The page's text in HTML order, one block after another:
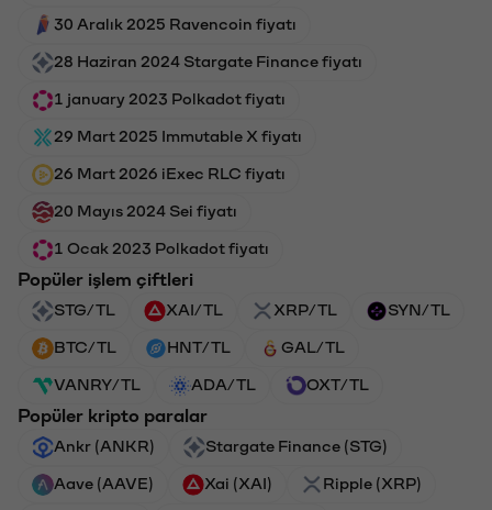
30 Aralık 2025 Ravencoin fiyatı
28 Haziran 2024 Stargate Finance fiyatı
1 january 2023 Polkadot fiyatı
29 Mart 2025 Immutable X fiyatı
26 Mart 2026 iExec RLC fiyatı
20 Mayıs 2024 Sei fiyatı
1 Ocak 2023 Polkadot fiyatı
Popüler işlem çiftleri
STG/TL XAI/TL XRP/TL SYN/TL
BTC/TL HNT/TL GAL/TL
VANRY/TL ADA/TL OXT/TL
Popüler kripto paralar
Ankr (ANKR) Stargate Finance (STG)
Aave (AAVE) Xai (XAI) Ripple (XRP)